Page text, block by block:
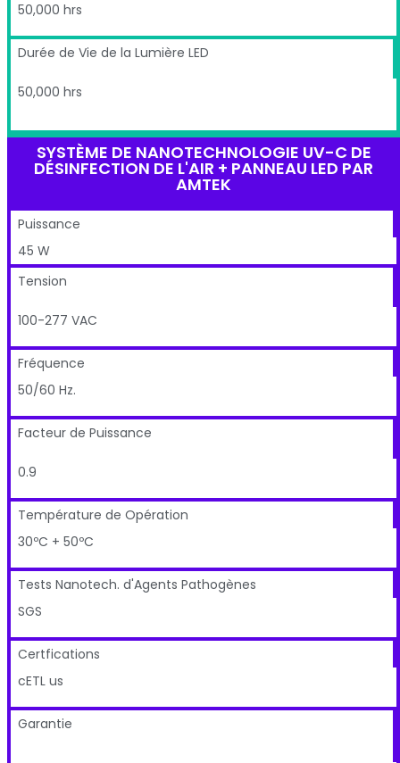
50,000 hrs
Durée de Vie de la Lumière LED
50,000 hrs
SYSTÈME DE NANOTECHNOLOGIE UV-C DE
DÉSINFECTION DE L'AIR + PANNEAU LED PAR
AMTEK
Puissance
45 W
Tension
100-277 VAC
Fréquence
50/60 Hz.
Facteur de Puissance
0.9
Température de Opération
30ºC + 50ºC
Tests Nanotech. d'Agents Pathogènes
SGS
Certfications
cETL us
Garantie